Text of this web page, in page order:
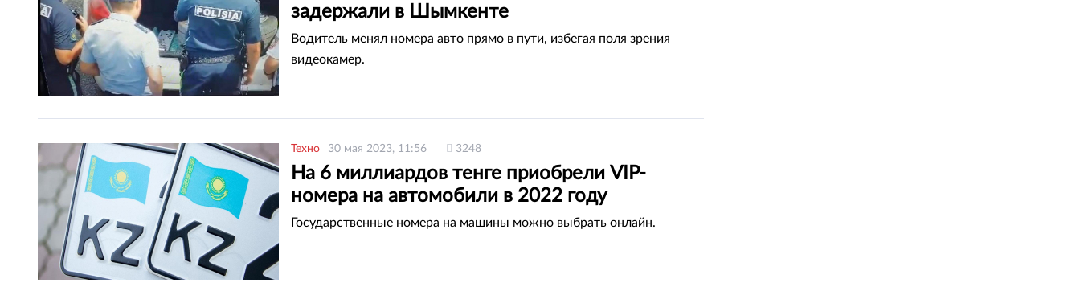
задержали в Шымкенте
Водитель менял номера авто прямо в пути, избегая поля зрения
видеокамер.
Техно 30 мая 2023, 11:56 3248
На 6 миллиардов тенге приобрели VIP-
номера на автомобили в 2022 году
Государственные номера на машины можно выбрать онлайн.